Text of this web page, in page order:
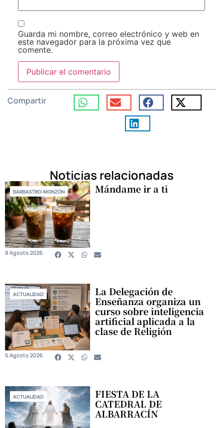
Guarda mi nombre, correo electrónico y web en
este navegador para la próxima vez que
comente.
Compartir
Noticias relacionadas
BARBASTRO-MONZÓN Mándame ir a ti
8 Agosto 2026
ACTUALIDAD La Delegación de
Enseñanza organiza un
curso sobre inteligencia
artificial aplicada a la
clase de Religión
6 Agosto 2026
ACTUALIDAD FIESTA DE LA
CATEDRAL DE
ALBARRACÍN